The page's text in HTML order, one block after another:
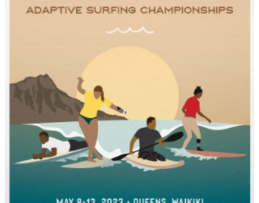
サーフィンエリアガイド
今月のプレゼント
千葉北
伊豆
千葉南
大阪
その他
ルール＆How to
VOTE!